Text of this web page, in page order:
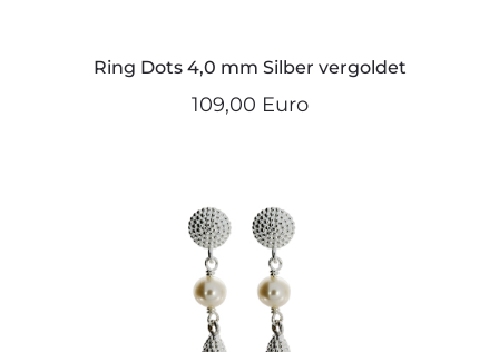
Ring Dots 4,0 mm Silber vergoldet
109,00 Euro